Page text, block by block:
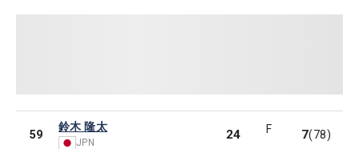
59
鈴木 隆太
JPN
24 F 7(78)